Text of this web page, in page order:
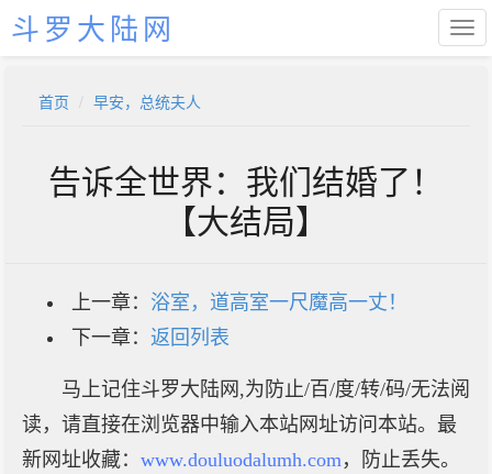
斗罗大陆网
首页 早安，总统夫人
告诉全世界：我们结婚了！
【大结局】
上一章： 浴室，道高室一尺魔高一丈！
下一章： 返回列表
马上记住斗罗大陆网,为防止/百/度/转/码/无法阅
读，请直接在浏览器中输入本站网址访问本站。最
新网址收藏： www.douluodalumh.com，防止丢失。